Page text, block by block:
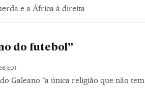
e a África à direita
do futebol”
EDT
Galeano “a única religião que não tem